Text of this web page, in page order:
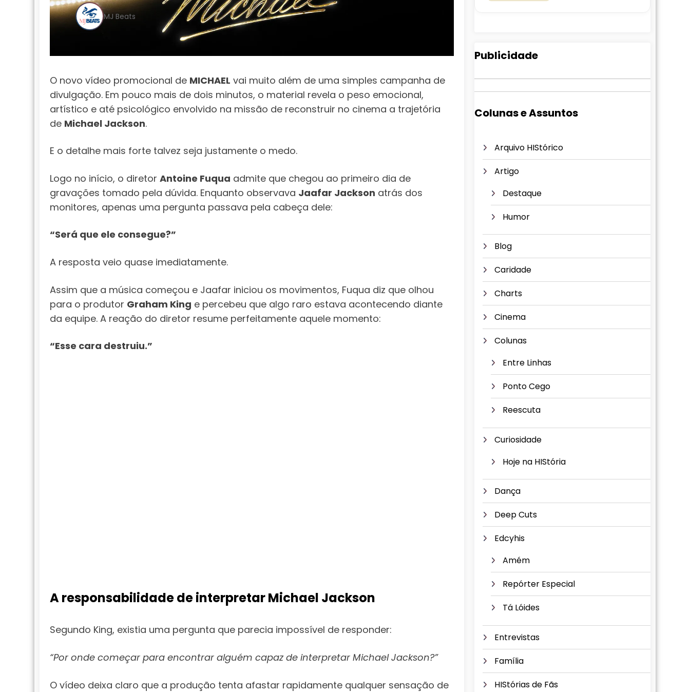
MJ Beats
O novo vídeo promocional de MICHAEL vai muito além de uma simples campanha de
divulgação. Em pouco mais de dois minutos, o material revela o peso emocional,
artístico e até psicológico envolvido na missão de reconstruir no cinema a trajetória
de Michael Jackson.
E o detalhe mais forte talvez seja justamente o medo.
Logo no início, o diretor Antoine Fuqua admite que chegou ao primeiro dia de
gravações tomado pela dúvida. Enquanto observava Jaafar Jackson atrás dos
monitores, apenas uma pergunta passava pela cabeça dele:
“Será que ele consegue?”
A resposta veio quase imediatamente.
Assim que a música começou e Jaafar iniciou os movimentos, Fuqua diz que olhou
para o produtor Graham King e percebeu que algo raro estava acontecendo diante
da equipe. A reação do diretor resume perfeitamente aquele momento:
“Esse cara destruiu.”
A responsabilidade de interpretar Michael Jackson
Segundo King, existia uma pergunta que parecia impossível de responder:
“Por onde começar para encontrar alguém capaz de interpretar Michael Jackson?”
O vídeo deixa claro que a produção tenta afastar rapidamente qualquer sensação de
Publicidade
Colunas e Assuntos
Arquivo HIStórico
Artigo
Destaque
Humor
Blog
Caridade
Charts
Cinema
Colunas
Entre Linhas
Ponto Cego
Reescuta
Curiosidade
Hoje na HIStória
Dança
Deep Cuts
Edcyhis
Amém
Repórter Especial
Tá Lóides
Entrevistas
Família
HIStórias de Fãs